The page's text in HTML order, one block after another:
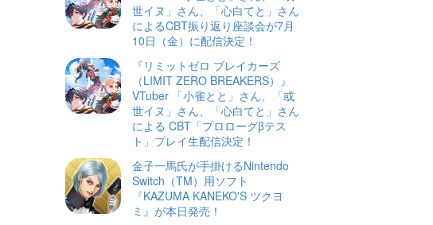
世イヌ」さん、「心白てと」さん
によるCBT振り返り座談会が7月
10日（金）に配信決定！
『リミットゼロ ブレイカーズ
（LIMIT ZERO BREAKERS）』
VTuber 「小雀とと」さん、「或
世イヌ」さん、「心白てと」さん
による CBT「プロローグβテス
ト」プレイ生配信決定！
金子一馬氏が手掛けるNintendo
Switch（TM）用ソフト
『KAZUMA KANEKO'S ツクヨ
ミ』が本日発売！